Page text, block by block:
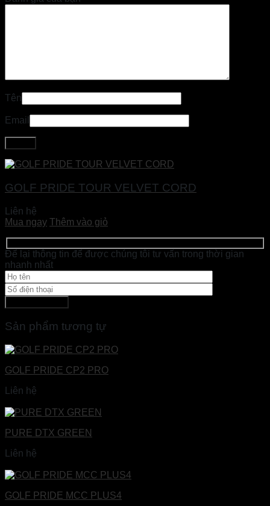
Tên
Email
GOLF PRIDE TOUR VELVET CORD
Liên hệ
Mua ngay Thêm vào giỏ
Để lại thông tin để được chúng tôi tư vấn trong thời gian
nhanh nhất
Sản phẩm tương tự
GOLF PRIDE CP2 PRO
Liên hệ
PURE DTX GREEN
Liên hệ
GOLF PRIDE MCC PLUS4